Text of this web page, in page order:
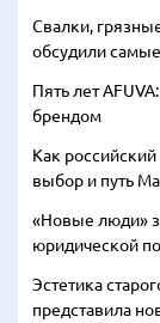
Свалки,
обсудили
Пять лет
брендом
Как
выбор и путь
«Новые люди»
юридической
Эстетика
представила